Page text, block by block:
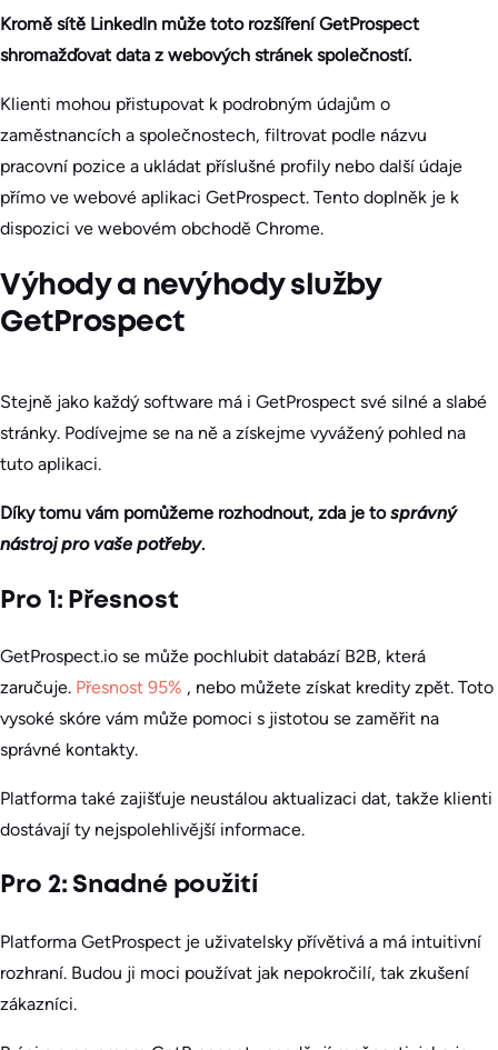
Kromě sítě LinkedIn může toto rozšíření GetProspect
shromažďovat data z webových stránek společností.
Klienti mohou přistupovat k podrobným údajům o
zaměstnancích a společnostech, filtrovat podle názvu
pracovní pozice a ukládat příslušné profily nebo další údaje
přímo ve webové aplikaci GetProspect. Tento doplněk je k
dispozici ve webovém obchodě Chrome.
Výhody a nevýhody služby
GetProspect
Stejně jako každý software má i GetProspect své silné a slabé
stránky. Podívejme se na ně a získejme vyvážený pohled na
tuto aplikaci.
Díky tomu vám pomůžeme rozhodnout, zda je tosprávný
nástroj pro vaše potřeby.
Pro 1: Přesnost
GetProspect.io se může pochlubit databází B2B, která
zaručuje. Přesnost 95% , nebo můžete získat kredity zpět. Toto
vysoké skóre vám může pomoci s jistotou se zaměřit na
správné kontakty.
Platforma také zajišťuje neustálou aktualizaci dat, takže klienti
dostávají ty nejspolehlivější informace.
Pro 2: Snadné použití
Platforma GetProspect je uživatelsky přívětivá a má intuitivní
rozhraní. Budou ji moci používat jak nepokročilí, tak zkušení
zákazníci.